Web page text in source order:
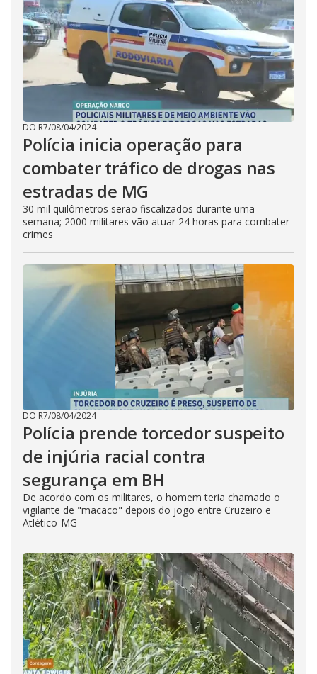
DO R7/08/04/2024
Polícia inicia operação para
combater tráfico de drogas nas
estradas de MG
30 mil quilômetros serão fiscalizados durante uma
semana; 2000 militares vão atuar 24 horas para combater
crimes
DO R7/08/04/2024
Polícia prende torcedor suspeito
de injúria racial contra
segurança em BH
De acordo com os militares, o homem teria chamado o
vigilante de "macaco" depois do jogo entre Cruzeiro e
Atlético-MG